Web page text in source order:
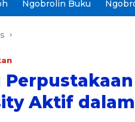
Ngobrolin Buku
Aktif